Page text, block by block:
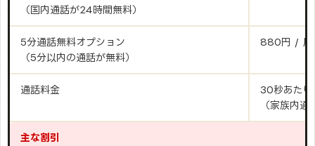
（国内通話が24時間無料）
5分通話無料オプション
（5分以内の通話が無料）
880円 / 月
通話料金
30秒あた
（家族内通
主な割引